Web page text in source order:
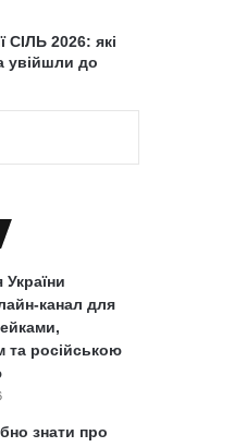
СІЛЬ 2026: які
увійшли до
України
канал для
та російською
знати про